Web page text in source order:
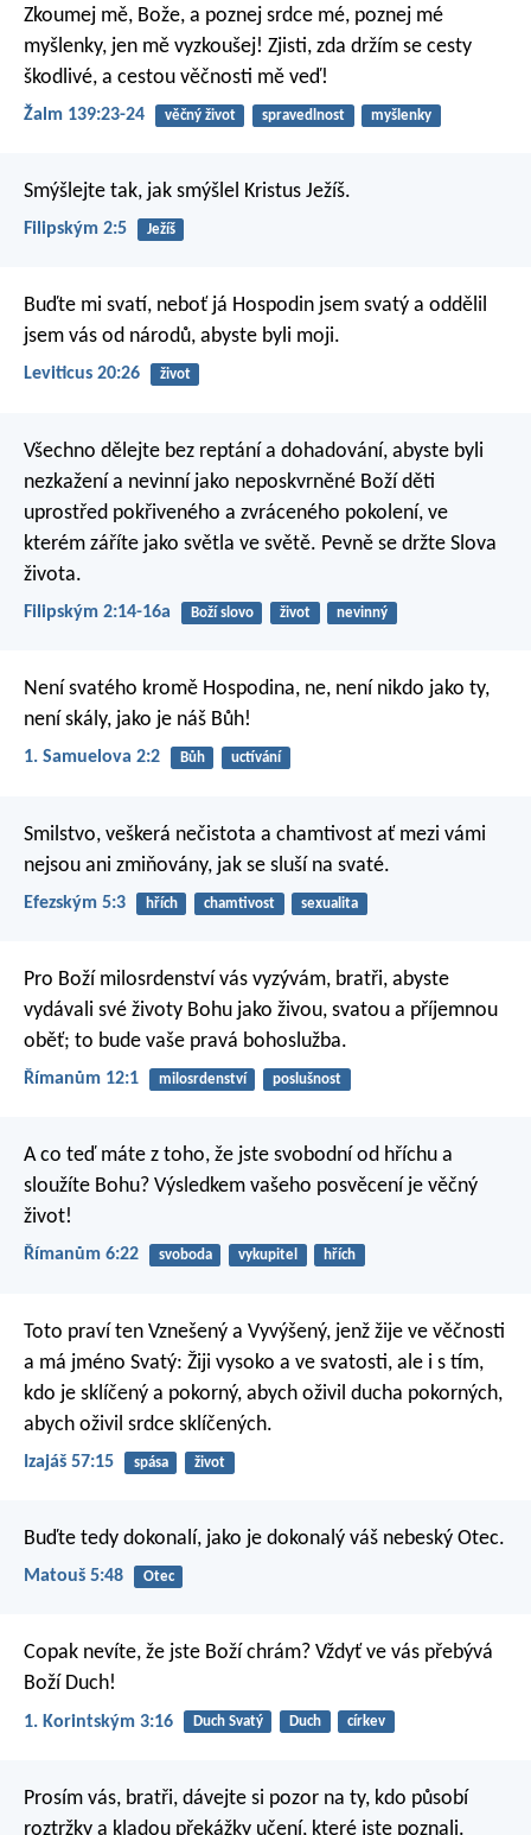
Zkoumej mě, Bože, a poznej srdce mé, poznej mé
myšlenky, jen mě vyzkoušej! Zjisti, zda držím se cesty
škodlivé, a cestou věčnosti mě veď!
Žalm 139:23-24 věčný život spravedlnost myšlenky
Smýšlejte tak, jak smýšlel Kristus Ježíš.
Filipským 2:5 Ježíš
Buďte mi svatí, neboť já Hospodin jsem svatý a oddělil
jsem vás od národů, abyste byli moji.
Leviticus 20:26 život
Všechno dělejte bez reptání a dohadování, abyste byli
nezkažení a nevinní jako neposkvrněné Boží děti
uprostřed pokřiveného a zvráceného pokolení, ve
kterém záříte jako světla ve světě. Pevně se držte Slova
života.
Filipským 2:14-16a Boží slovo život nevinný
Není svatého kromě Hospodina, ne, není nikdo jako ty,
není skály, jako je náš Bůh!
1. Samuelova 2:2 Bůh uctívání
Smilstvo, veškerá nečistota a chamtivost ať mezi vámi
nejsou ani zmiňovány, jak se sluší na svaté.
Efezským 5:3 hřích chamtivost sexualita
Pro Boží milosrdenství vás vyzývám, bratři, abyste
vydávali své životy Bohu jako živou, svatou a příjemnou
oběť; to bude vaše pravá bohoslužba.
Římanům 12:1 milosrdenství poslušnost
A co teď máte z toho, že jste svobodní od hříchu a
sloužíte Bohu? Výsledkem vašeho posvěcení je věčný
život!
Římanům 6:22 svoboda vykupitel hřích
Toto praví ten Vznešený a Vyvýšený, jenž žije ve věčnosti
a má jméno Svatý: Žiji vysoko a ve svatosti, ale i s tím,
kdo je sklíčený a pokorný, abych oživil ducha pokorných,
abych oživil srdce sklíčených.
Izajáš 57:15 spása život
Buďte tedy dokonalí, jako je dokonalý váš nebeský Otec.
Matouš 5:48 Otec
Copak nevíte, že jste Boží chrám? Vždyť ve vás přebývá
Boží Duch!
1. Korintským 3:16 Duch Svatý Duch církev
Prosím vás, bratři, dávejte si pozor na ty, kdo působí
roztržky a kladou překážky učení, které jste poznali.